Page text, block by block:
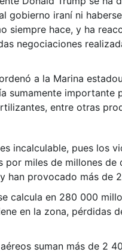
gobierno iraní ni haberse
siempre hace, y ha
negociaciones
a la Marina
sumamente importante
entre otras
incalculable, pues los
miles de millones
han provocado más de
calcula en 280 000
en la zona, pérdidas
suman más de 2